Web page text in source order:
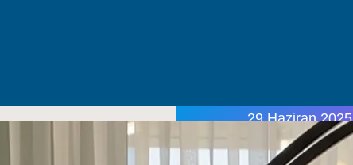
29 Haziran 2025